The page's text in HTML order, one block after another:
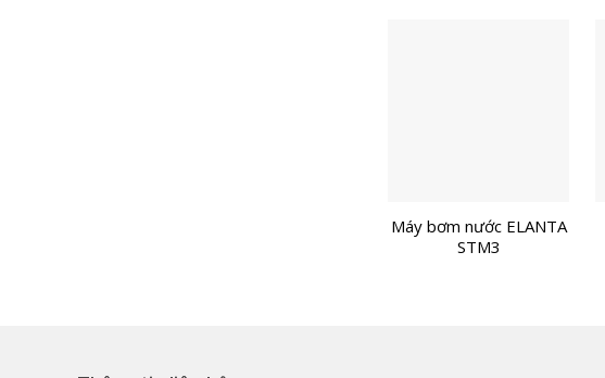
Máy bơm nước ELANTA
STM3